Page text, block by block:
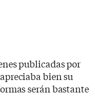
publicadas por
bien su
serán bastante